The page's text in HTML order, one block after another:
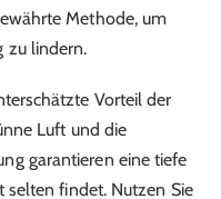
Methode, um
zu lindern.
Vorteil der
Luft und die
garantieren eine tiefe
selten findet. Nutzen Sie